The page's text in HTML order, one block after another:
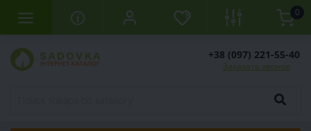
0
+38 (097) 221-55-40
Заказать звонок